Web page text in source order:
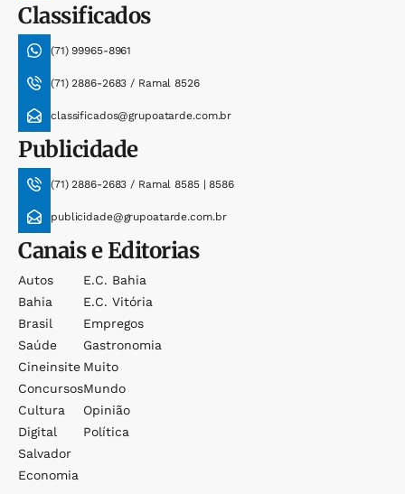
Classificados
(71) 99965-8961
(71) 2886-2683 / Ramal 8526
classificados@grupoatarde.com.br
Publicidade
(71) 2886-2683 / Ramal 8585 | 8586
publicidade@grupoatarde.com.br
Canais e Editorias
Autos
Bahia
Brasil
Saúde
Cineinsite
Concursos
Cultura
Digital
Salvador
Economia
E.c. Bahia
E.c. Vitória
Empregos
Gastronomia
Muito
Mundo
Opinião
Política